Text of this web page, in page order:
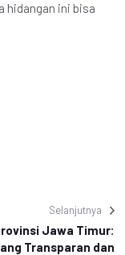
hidangan ini bisa
Selanjutnya
Jawa Timur:
Transparan dan